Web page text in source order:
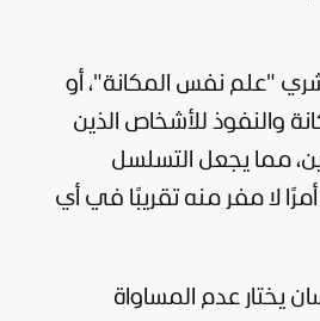
"علم نفس المكانة"، أو
والنفوذ للأشخاص الذين
مما يجعل التسلسل
لا مفر منه تقريبًا في أي
يختار عدم المساواة